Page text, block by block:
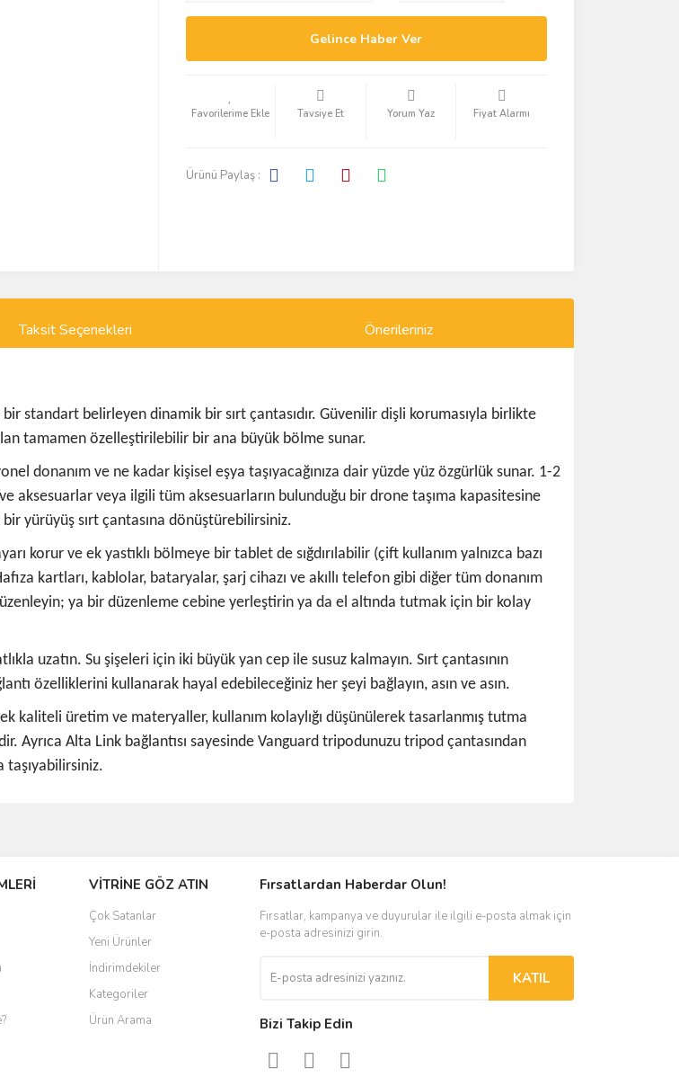
Gelince Haber Ver
Tavsiye Et Yorum Yaz Fiyat Alarmı
Ürünü Paylaş :
Taksit Seçenekleri Önerileriniz
standart belirleyen dinamik bir sırt çantasıdır. Güvenilir dişli korumasıyla birlikte
tamamen özelleştirilebilir bir ana büyük bölme sunar.
donanım ve ne kadar kişisel eşya taşıyacağınıza dair yüzde yüz özgürlük sunar. 1-2
aksesuarlar veya ilgili tüm aksesuarların bulunduğu bir drone taşıma kapasitesine
bir yürüyüş sırt çantasına dönüştürebilirsiniz.
korur ve ek yastıklı bölmeye bir tablet de sığdırılabilir (çift kullanım yalnızca bazı
kartları, kablolar, bataryalar, şarj cihazı ve akıllı telefon gibi diğer tüm donanım
ya bir düzenleme cebine yerleştirin ya da el altında tutmak için bir kolay
uzatın. Su şişeleri için iki büyük yan cep ile susuz kalmayın. Sırt çantasının
özelliklerini kullanarak hayal edebileceğiniz her şeyi bağlayın, asın ve asın.
kaliteli üretim ve materyaller, kullanım kolaylığı düşünülerek tasarlanmış tutma
Ayrıca Alta Link bağlantısı sayesinde Vanguard tripodunuzu tripod çantasından
taşıyabilirsiniz.
VİTRİNE GÖZ ATIN
Çok Satanlar
Yeni Ürünler
İndirimdekiler
Kategoriler
Ürün Arama
Fırsatlardan Haberdar Olun!
Fırsatlar, kampanya ve duyurular ile ilgili e-posta almak için
e-posta adresinizi girin.
KATIL
Bizi Takip Edin